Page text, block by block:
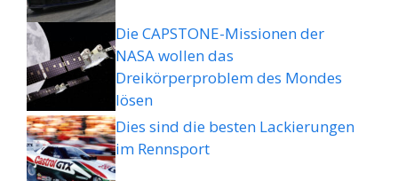
Die CAPSTONE-Missionen der
NASA wollen das
Dreikörperproblem des Mondes
lösen
Dies sind die besten Lackierungen
im Rennsport